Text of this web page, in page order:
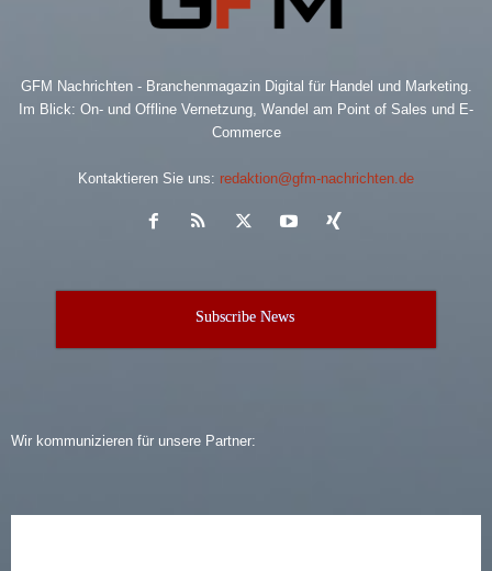
GFM Nachrichten - Branchenmagazin Digital für Handel und Marketing.
Im Blick: On- und Offline Vernetzung, Wandel am Point of Sales und E-
Commerce
Kontaktieren Sie uns: redaktion@gfm-nachrichten.de
Subscribe News
Wir kommunizieren für unsere Partner: